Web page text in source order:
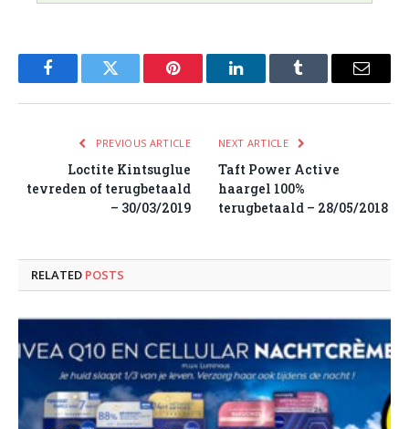
FacebookTwitter Pinterest LinkedInTumblr Email
PREVIOUS ARTICLE
Loctite Kintsuglue
tevreden of terugbetaald
– 30/03/2019
NEXT ARTICLE
Taft Power Active
haargel 100%
terugbetaald – 28/05/2018
RELATED POSTS